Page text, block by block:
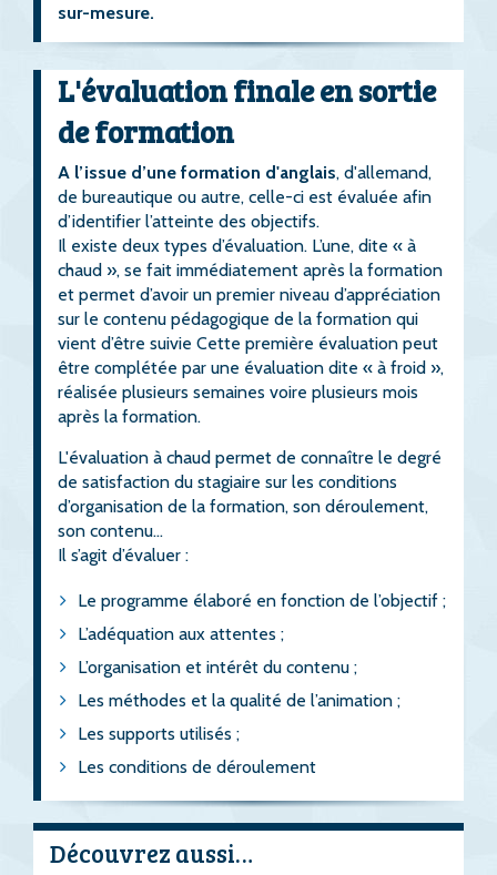
sur-mesure.
L'évaluation finale en sortie
de formation
A l’issue d’une formation d'anglais, d'allemand,
de bureautique ou autre, celle-ci est évaluée afin
d’identifier l’atteinte des objectifs.
Il existe deux types d’évaluation. L’une, dite « à
chaud », se fait immédiatement après la formation
et permet d’avoir un premier niveau d’appréciation
sur le contenu pédagogique de la formation qui
vient d’être suivie Cette première évaluation peut
être complétée par une évaluation dite « à froid »,
réalisée plusieurs semaines voire plusieurs mois
après la formation.
L'évaluation à chaud permet de connaître le degré
de satisfaction du stagiaire sur les conditions
d’organisation de la formation, son déroulement,
son contenu…
Il s’agit d’évaluer :
Le programme élaboré en fonction de l’objectif ;
L’adéquation aux attentes ;
L’organisation et intérêt du contenu ;
Les méthodes et la qualité de l’animation ;
Les supports utilisés ;
Les conditions de déroulement
Découvrez aussi…